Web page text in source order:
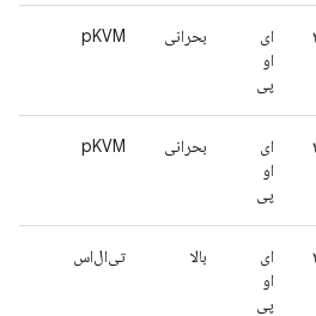
ای
او
پی
بحرانی pKVM
ای
او
پی
بحرانی pKVM
ای
او
پی
بالا تی‌ال‌اس